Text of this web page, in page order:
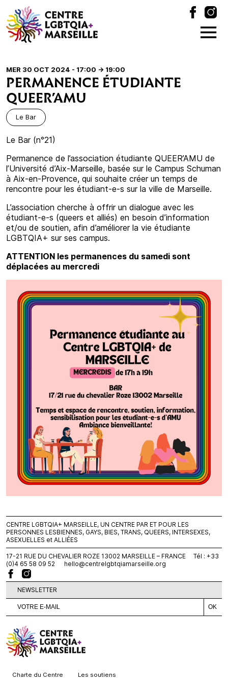
MER 30 OCT 2024 - 17:00 -> 19:00
PERMANENCE ÉTUDIANTE
QUEER’AMU
Le Bar
Le Bar (n°21)
Permanence de l’association étudiante QUEER’AMU de
l’Université d’Aix-Marseille, basée sur le Campus Schuman
à Aix-en-Provence, qui souhaite créer un temps de
rencontre pour les étudiant-e-s sur la ville de Marseille.
L’association cherche à offrir un dialogue avec les
étudiant-e-s (queers et alliés) en besoin d’information
et/ou de soutien, afin d’améliorer la vie étudiante
LGBTQIA+ sur ses campus.
ATTENTION les permanences du samedi sont
déplacées au mercredi
CENTRE LGBTQIA+ MARSEILLE, UN CENTRE PAR ET POUR LES
PERSONNES LESBIENNES, GAYS, BIES, TRANS, QUEERS, INTERSEXES,
ASEXUELLES et ALLIÉES
17-21 RUE DU CHEVALIER ROZE 13002 MARSEILLE – FRANCE Tél : +33
(0)4 65 58 09 52
hello@centrelgbtqiamarseille.org
NEWSLETTER
Charte du Centre Les soutiens